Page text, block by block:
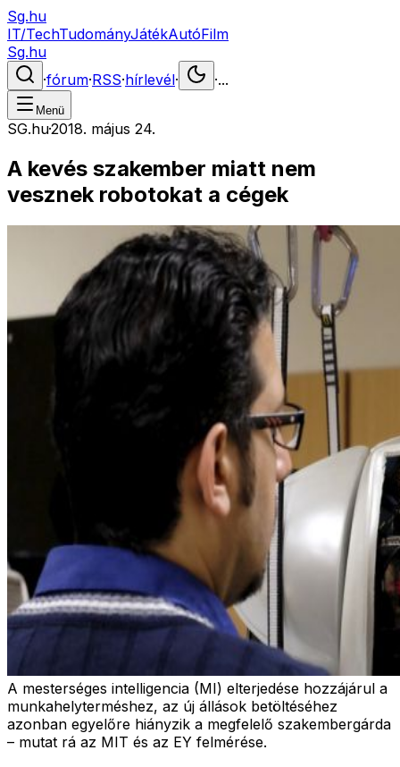
Sg.hu
IT/TechTudományJátékAutóFilm
Sg.hu
·fórum·RSS·hírlevél· ·...
Menü
SG.hu·2018. május 24.
A kevés szakember miatt nem
vesznek robotokat a cégek
A mesterséges intelligencia (MI) elterjedése hozzájárul a
munkahelyterméshez, az új állások betöltéséhez
azonban egyelőre hiányzik a megfelelő szakembergárda
– mutat rá az MIT és az EY felmérése.